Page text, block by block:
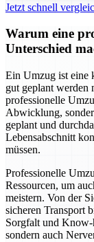
Jetzt schnell
Warum eine
Unterschied
Ein Umzug ist eine
gut geplant werden
professionelle
Abwicklung,
geplant und
Lebensabschnitt
müssen.
Professionelle
Ressourcen, um
meistern. Von der
sicheren Transport
Sorgfalt und
sondern auch